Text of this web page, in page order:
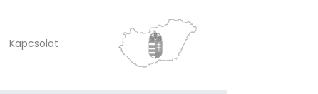
Kapcsolat